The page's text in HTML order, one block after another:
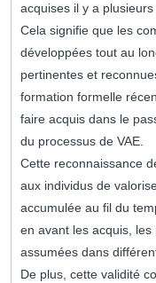
acquises il y a plusieurs
Cela signifie que les
développées tout au
pertinentes et
formation formelle
faire acquis dans le
du processus de VAE.
Cette reconnaissance
aux individus de
accumulée au fil du
en avant les acquis,
assumées dans
De plus, cette validité